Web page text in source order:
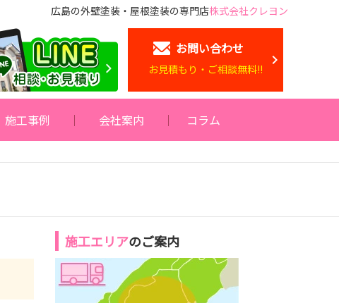
広島の外壁塗装・屋根塗装の専門店株式会社クレヨン
お問い合わせ
お見積もり・ご相談無料!!
施工事例 会社案内 コラム
施工エリアのご案内